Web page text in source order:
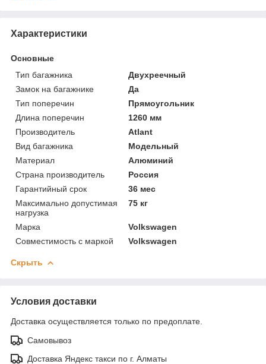
Характеристики
Основные
Тип багажника
Двухреечный
Замок на багажнике
Да
Тип поперечин
Прямоугольник
Длина поперечин
1260 мм
Производитель
Atlant
Вид багажника
Модельный
Материал
Алюминий
Страна производитель
Россия
Гарантийный срок
36 мес
Максимально допустимая
нагрузка
75 кг
Марка
Volkswagen
Совместимость с маркой
Volkswagen
Скрыть
Условия доставки
Доставка осуществляется только по предоплате.
Самовывоз
Доставка Яндекс такси по г. Алматы